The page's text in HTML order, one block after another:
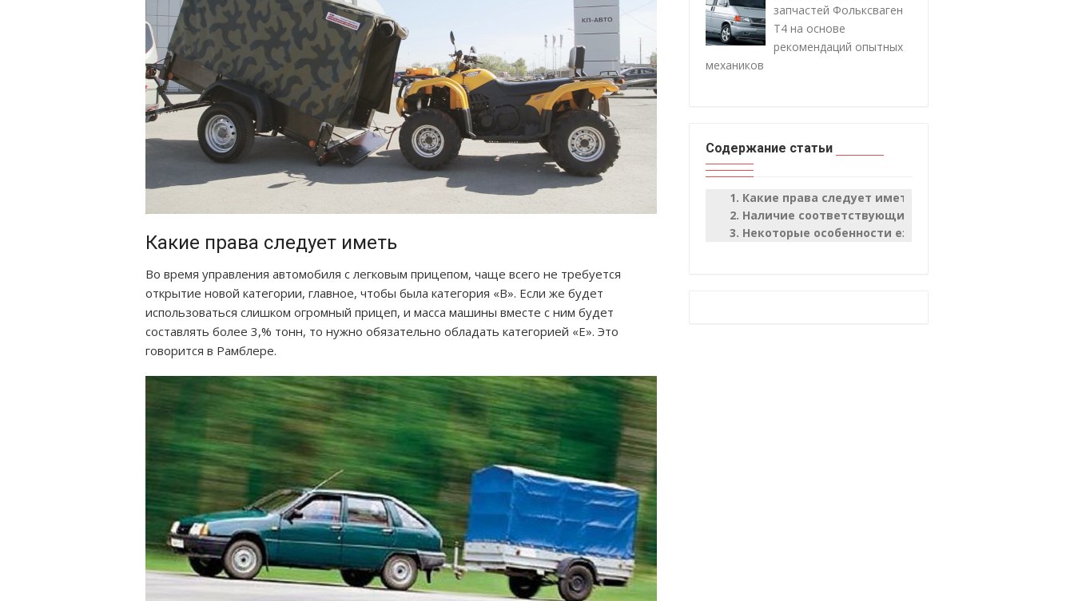
Какие права следует иметь
Во время управления автомобиля с легковым прицепом, чаще всего не требуется
открытие новой категории, главное, чтобы была категория «В». Если же будет
использоваться слишком огромный прицеп, и масса машины вместе с ним будет
составлять более 3,% тонн, то нужно обязательно обладать категорией «Е». Это
говорится в Рамблере.
запчастей Фольксваген
Т4 на основе
рекомендаций опытных
механиков
Содержание статьи
Какие права следует иметь
Наличие соответствующих документов
Некоторые особенности езды с прицепом